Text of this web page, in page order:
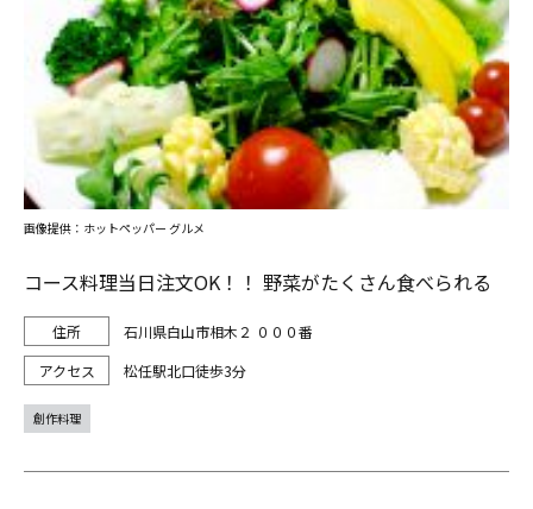
コース料理当日注文OK！！ 野菜がたくさん食べられる
石川県白山市相木２ ０００番
松任駅北口徒歩3分
画像提供：ホットペッパー グルメ
創作料理